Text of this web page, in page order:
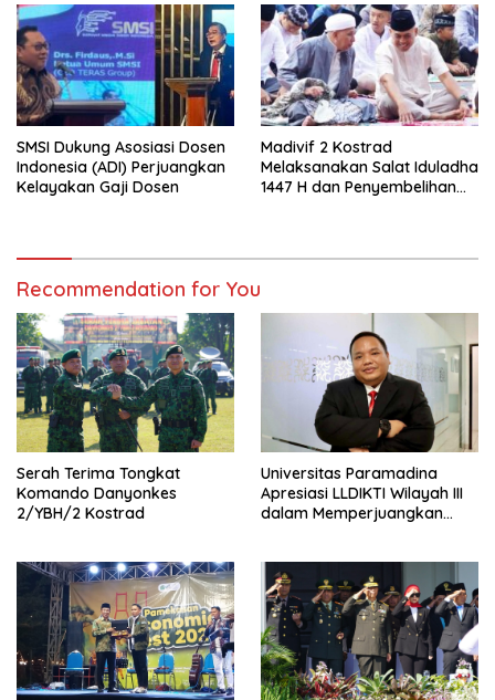
SMSI Dukung Asosiasi Dosen
Indonesia (ADI) Perjuangkan
Kelayakan Gaji Dosen
Madivif 2 Kostrad
Melaksanakan Salat Iduladha
1447 H dan Penyembelihan
Recommendation for You
Serah Terima Tongkat
Komando Danyonkes
2/YBH/2 Kostrad
Universitas Paramadina
Apresiasi LLDIKTI Wilayah III
dalam Memperjuangkan